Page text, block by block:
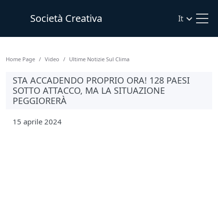
Società Creativa It
Home Page Video Ultime Notizie Sul Clima
STA ACCADENDO PROPRIO ORA! 128 PAESI
SOTTO ATTACCO, MA LA SITUAZIONE
PEGGIORERÀ
15 aprile 2024